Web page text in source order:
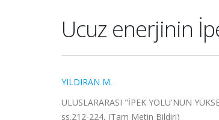
Ucuz enerjinin
YILDIRAN M.
ULUSLARARASI "İPEK YOLU'NUN
ss.212-224, (Tam Metin Bildiri)